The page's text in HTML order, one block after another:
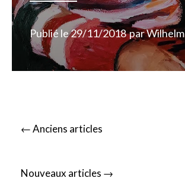
Publié le29/11/2018 parWilhelm
Posts
navigation
←Anciens articles
Nouveaux articles →